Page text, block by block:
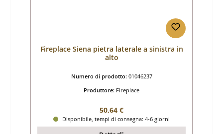
Fireplace Siena pietra laterale a sinistra in
alto
Numero di prodotto: 01046237
Produttore: Fireplace
Prezzo normale:
50,64 €
Disponibile, tempi di consegna: 4-6 giorni